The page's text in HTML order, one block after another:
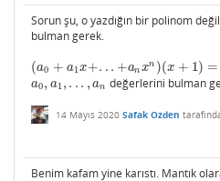
Sorun şu, o yazdığın bir polinom
bulman gerek.
(a0 + a1x+. . . +an xn )(x + 1) =
(a0+ a1 x+...+an x n )(x+1)=1
a0, a1 , . . . , an
a0, a1,.. ., a n değerlerini bulman
14 Mayıs 2020 Safak Ozden
Benim kafam yine karıstı. Mantık